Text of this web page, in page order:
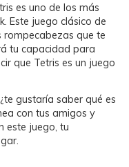
es uno de los más
Este juego clásico de
rompecabezas que te
tu capacidad para
que Tetris es un juego
gustaría saber qué es
con tus amigos y
este juego, tu